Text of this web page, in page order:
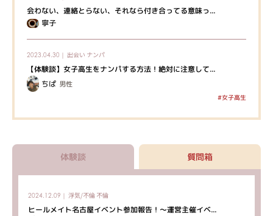
会わない、連絡とらない、それなら付き合ってる意味っ...
寧子
2023.04.30｜ 出会い ナンパ
【体験談】女子高生をナンパする方法！絶対に注意して...
ちぱ 男性
#女子高生
体験談 質問箱
2024.12.09｜ 浮気/不倫 不倫
ヒールメイト名古屋イベント参加報告！～運営主催イベ...